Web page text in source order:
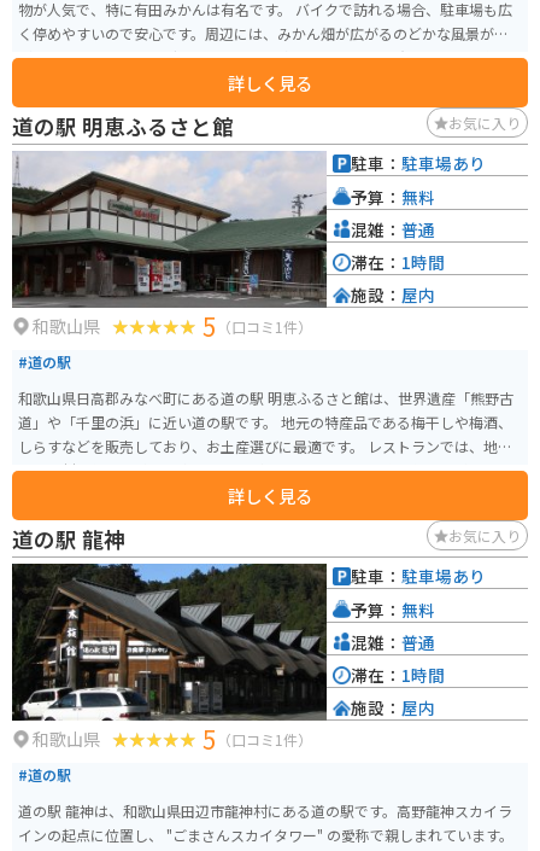
物が人気で、特に有田みかんは有名です。 バイクで訪れる場合、駐車場も広
く停めやすいので安心です。周辺には、みかん畑が広がるのどかな風景が広
がっており、ツーリングにも最適です。 名産品としては、有田みかんを使っ
たジュースやジャム、お菓子などが人気です。また、地元で採れた野菜を使
ったレストランもあり、食事も楽しめます。
詳しく見る
道の駅 明恵ふるさと館 お気に入り
和歌山県 5 （口コミ1件）
#道の駅
和歌山県日高郡みなべ町にある道の駅 明恵ふるさと館は、世界遺産「熊野古
道」や「千里の浜」に近い道の駅です。 地元の特産品である梅干しや梅酒、
しらすなどを販売しており、お土産選びに最適です。 レストランでは、地元
産の食材を使った料理を楽しむことができます。 特に、梅を使った料理や、
新鮮な魚介類を使った料理がおすすめです。 バイクで訪れる場合、駐車場も
広く停めやすいので安心です。 道の駅周辺には、美しい海岸線が続く「千里
の浜」があり、ツーリングの休憩場所としても最適です。 また、世界遺産
「熊野古道」へのアクセスも良く、歴史を感じながらのツーリングも楽しめ
ます。 周辺には、温泉施設もあるので、ゆっくりと観光を楽しみたい方にも
おすすめです。
詳しく見る
駐車： 駐車場あり
予算： 無料
混雑： 普通
滞在： 1時間
施設： 屋内
道の駅 龍神 お気に入り
和歌山県 5 （口コミ1件）
#道の駅
道の駅 龍神は、和歌山県田辺市龍神村にある道の駅です。高野龍神スカイラ
インの起点に位置し、 "ごまさんスカイタワー" の愛称で親しまれています。
駐車： 駐車場あり
予算： 無料
混雑： 普通
滞在： 1時間
施設： 屋内